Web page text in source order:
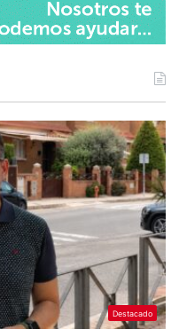
Destacado